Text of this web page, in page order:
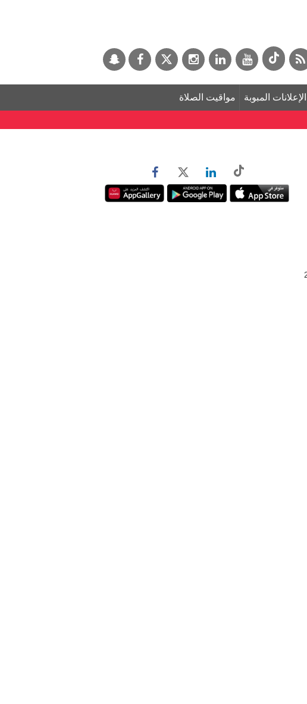
الإعلانات المبوبة مواقيت الصلاة